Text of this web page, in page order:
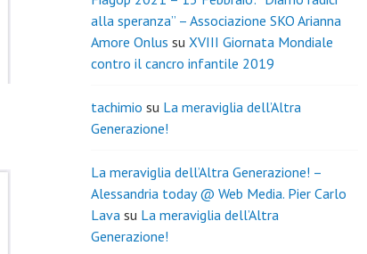
alla speranza” – Associazione SKO Arianna
Amore Onlus su XVIII Giornata Mondiale
contro il cancro infantile 2019
tachimio su La meraviglia dell’Altra
Generazione!
La meraviglia dell’Altra Generazione! –
Alessandria today @ Web Media. Pier Carlo
Lava su La meraviglia dell’Altra
Generazione!